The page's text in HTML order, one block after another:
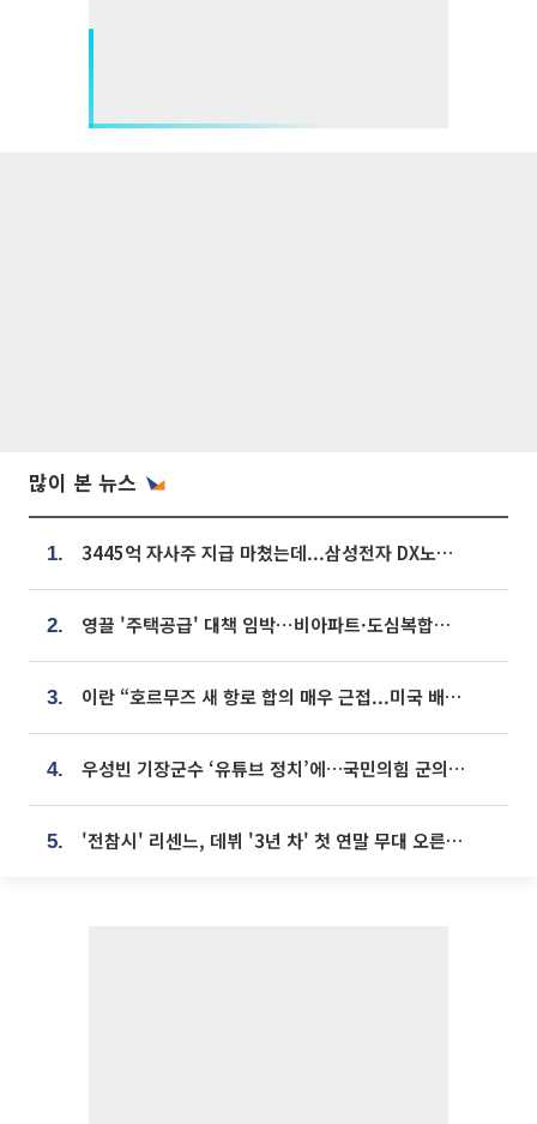
많이 본 뉴스
1. 3445억 자사주 지급 마쳤는데...삼성전자 DX노조, 뒤늦은 '떼쓰기 집회'
2. 영끌 '주택공급' 대책 임박⋯비아파트·도심복합까지 총동원
3. 이란 “호르무즈 새 항로 합의 매우 근접...미국 배상 먼저”
4. 우성빈 기장군수 ‘유튜브 정치’에…국민의힘 군의원들 집단 반발
5. '전참시' 리센느, 데뷔 '3년 차' 첫 연말 무대 오른다⋯"그동안 섭외 안 와"